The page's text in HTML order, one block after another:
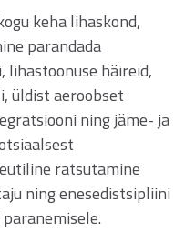
keha lihaskond,
parandada
lihastoonuse häireid,
üldist aeroobset
ning jäme- ja
ratsutamine
ning enesedistsipliini